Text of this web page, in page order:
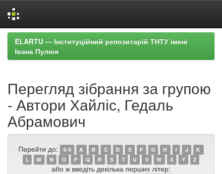
Skip
navigation
ELARTU — Інституційний репозитарій ТНТУ імені
Івана Пулюя
Перегляд зібрання за групою
- Автори Хайліс, Гедаль
Абрамович
Перейти до: 0-9 A B C D E F G H I J
K
L
M N O P Q R S T U V W X Y Z
або ж введіть декілька перших літер: